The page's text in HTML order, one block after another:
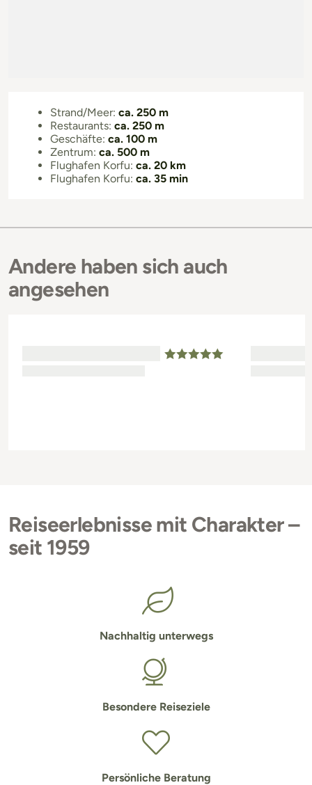
Strand/Meer: ca. 250 m
Restaurants: ca. 250 m
Geschäfte: ca. 100 m
Zentrum: ca. 500 m
Flughafen Korfu: ca. 20 km
Flughafen Korfu: ca. 35 min
Andere haben sich auch
angesehen
Reiseerlebnisse mit Charakter –
seit 1959
Nachhaltig unterwegs
Besondere Reiseziele
Persönliche Beratung